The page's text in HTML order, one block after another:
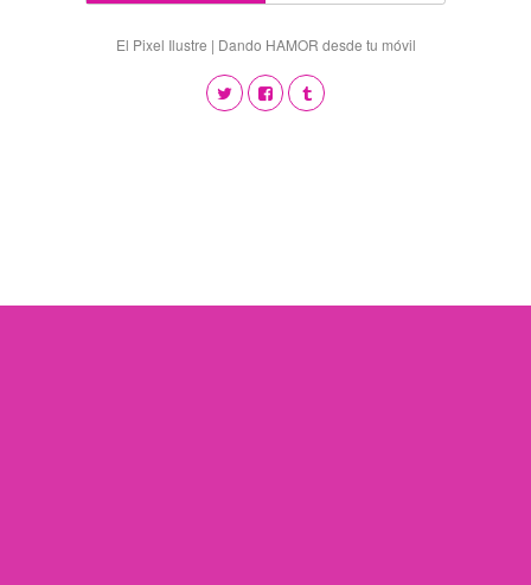
El Pixel Ilustre | Dando HAMOR desde tu móvil